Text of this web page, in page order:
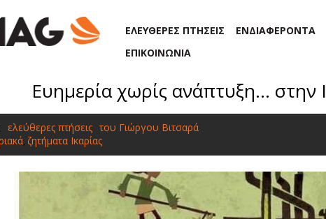
ΕΛΕΥΘΕΡΕΣ ΠΤΗΣΕΙΣ ΕΝΔΙΑΦΕΡΟΝΤΑ
ΕΠΙΚΟΙΝΩΝΙΑ
Ευημερία χωρίς ανάπτυξη... στην
ελεύθερες πτήσεις του Γιώργου Βιτσαρά
, ζητήματα Ικαρίας